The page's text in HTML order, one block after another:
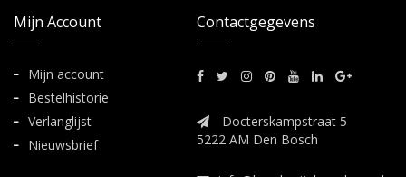
Mijn Account
Mijn account
Bestelhistorie
Verlanglijst
Nieuwsbrief
Contactgegevens
Docterskampstraat 5
5222 AM Den Bosch